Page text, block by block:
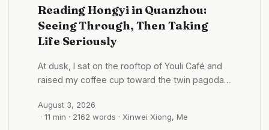
个有效的策略是：根据信息来源的权威度进行加权判
断，同时对来自不同信源的信息进行交叉验证，寻找
共识点和矛盾之处。 #格物/思维模型 概念、理论与
14:17:43 ...
qualifying commits, pull requests, issues,
reviews, and other activity; the number cannot
simply be relabeled as a commit count.
Reading Hongyi in Quanzhou:
Seeing Through, Then Taking
Life Seriously
At dusk, I sat on the rooftop of Youli Café and
raised my coffee cup toward the twin pagodas
distant towers and ignored the hand in front of
it. Cup and fingers dissolved into a red blur;
August 3, 2026
· 11 min · 2162 words · Xinwei Xiong, Me